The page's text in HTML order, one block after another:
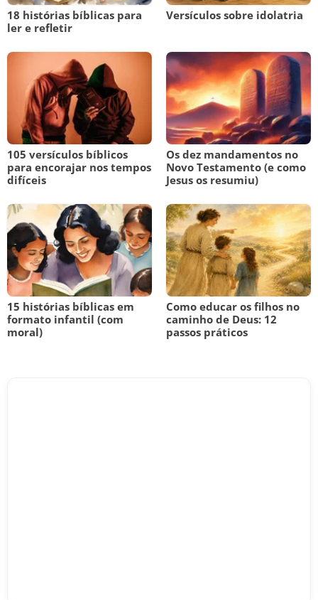
18 histórias bíblicas para
ler e refletir
Versículos sobre idolatria
105 versículos bíblicos
para encorajar nos tempos
difíceis
Os dez mandamentos no
Novo Testamento (e como
Jesus os resumiu)
15 histórias bíblicas em
formato infantil (com
moral)
Como educar os filhos no
caminho de Deus: 12
passos práticos